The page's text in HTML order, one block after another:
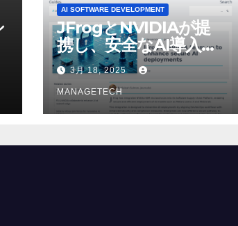
AI SOFTWARE DEVELOPMENT
JFrogとNVIDIAが提
携し、安全なAI導入を
強化
3月 18, 2025
MANAGETECH